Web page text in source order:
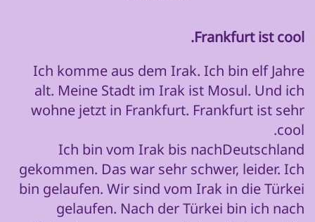
Frankfurt ist cool.
Ich komme aus dem Irak. Ich bin elf Jahre
alt. Meine Stadt im Irak ist Mosul. Und ich
wohne jetzt in Frankfurt. Frankfurt ist sehr
cool.
Ich bin vom Irak bis nachDeutschland
gekommen. Das war sehr schwer, leider. Ich
bin gelaufen. Wir sind vom Irak in die Türkei
gelaufen. Nach der Türkei bin ich nach